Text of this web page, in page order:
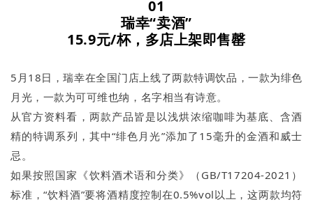
01
瑞幸“卖酒”
15.9元/杯，多店上架即售罄
5月18日，瑞幸在全国门店上线了两款特调饮品，一款为绯色
月光，一款为可可维也纳，名字相当有诗意。
从官方资料看，两款产品皆是以浅烘浓缩咖啡为基底、含酒
精的特调系列，其中“绯色月光”添加了15毫升的金酒和威士
忌。
如果按照国家《饮料酒术语和分类》（GB/T17204-2021）
标准，“饮料酒”要将酒精度控制在0.5%vol以上，这两款均符